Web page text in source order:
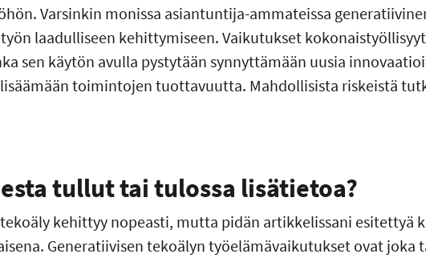
Varsinkin monissa asiantuntija-ammateissa
laadulliseen kehittymiseen. Vaikutukset
sen käytön avulla pystytään synnyttämään uusia
toimintojen tuottavuutta. Mahdollisista riskeistä
tullut tai tulossa lisätietoa?
kehittyy nopeasti, mutta pidän artikkelissani esitettyä
Generatiivisen tekoälyn työelämävaikutukset ovat joka